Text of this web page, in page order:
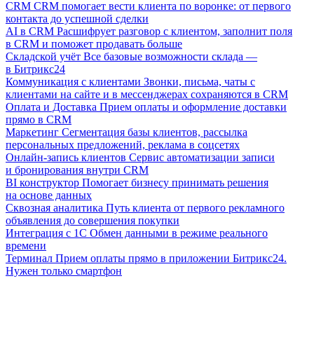
CRM CRM помогает вести клиента по воронке: от первого
контакта до успешной сделки
AI в CRM Расшифрует разговор с клиентом, заполнит поля
в CRM и поможет продавать больше
Складской учёт Все базовые возможности склада —
в Битрикс24
Коммуникация с клиентами Звонки, письма, чаты с
клиентами на сайте и в мессенджерах сохраняются в CRM
Оплата и Доставка Прием оплаты и оформление доставки
прямо в CRM
Маркетинг Сегментация базы клиентов, рассылка
персональных предложений, реклама в соцсетях
Онлайн-запись клиентов Сервис автоматизации записи
и бронирования внутри CRM
BI конструктор Помогает бизнесу принимать решения
на основе данных
Сквозная аналитика Путь клиента от первого рекламного
объявления до совершения покупки
Интеграция с 1С Обмен данными в режиме реального
времени
Терминал Прием оплаты прямо в приложении Битрикс24.
Нужен только смартфон